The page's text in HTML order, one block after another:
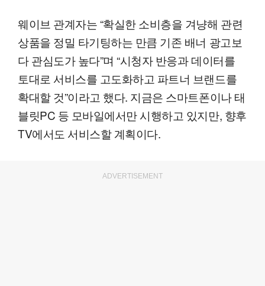
웨이브 관계자는 “확실한 소비층을 겨냥해 관련
상품을 정밀 타기팅하는 만큼 기존 배너 광고보
다 관심도가 높다”며 “시청자 반응과 데이터를
토대로 서비스를 고도화하고 파트너 브랜드를
확대할 것”이라고 했다. 지금은 스마트폰이나 태
블릿PC 등 모바일에서만 시행하고 있지만, 향후
TV에서도 서비스할 계획이다.
ADVERTISEMENT